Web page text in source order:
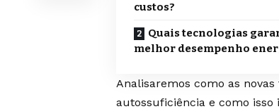
custos?
Quais tecnologias
melhor desempenho
Analisaremos como as
autossuficiência e como